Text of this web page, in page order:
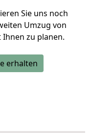
Sie uns noch
Umzug von
zu planen.
erhalten